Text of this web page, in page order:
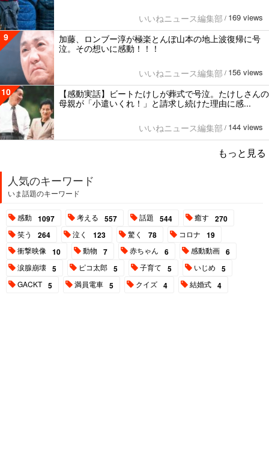
いいねニュース編集部 / 169 views
9
加藤、ロンブー淳が極楽とんぼ山本の地上波復帰に号
泣。その想いに感動！！！
いいねニュース編集部 / 156 views
10
【感動実話】ビートたけしが葬式で号泣。たけしさんの
母親が「小遣いくれ！」と請求し続けた理由に感...
いいねニュース編集部 / 144 views
もっと見る
人気のキーワード
いま話題のキーワード
感動 1097 考える 557 話題 544 癒す 270
笑う 264 泣く 123 驚く 78 コロナ 19
衝撃映像 10 動物 7 赤ちゃん 6 感動動画 6
涙腺崩壊 5 ピコ太郎 5 子育て 5 いじめ 5
GACKT 5 満員電車 5 クイズ 4 結婚式 4